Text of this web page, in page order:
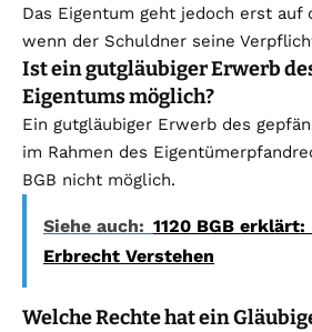
Das Eigentum geht jedoch erst auf
wenn der Schuldner seine
Ist ein gutgläubiger Erwerb
Eigentums möglich?
Ein gutgläubiger Erwerb des
im Rahmen des
BGB nicht möglich.
Siehe auch: 1120 BGB
Erbrecht Verstehen
Welche Rechte hat ein